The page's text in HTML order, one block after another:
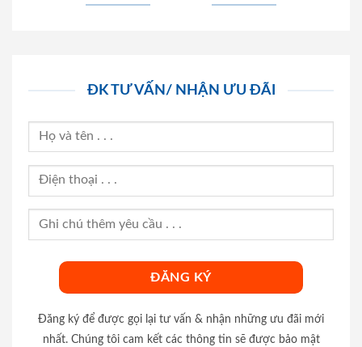
ĐK TƯ VẤN/ NHẬN ƯU ĐÃI
Đăng ký để được gọi lại tư vấn & nhận những ưu đãi mới
nhất. Chúng tôi cam kết các thông tin sẽ được bảo mật